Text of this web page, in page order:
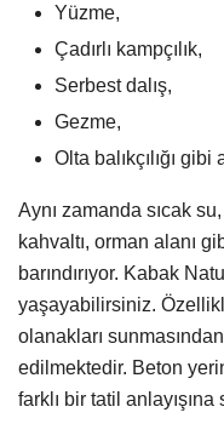
Yüzme,
Çadırlı kampçılık,
Serbest dalış,
Gezme,
Olta balıkçılığı
Aynı zamanda sıcak
kahvaltı, orman alanı
barındırıyor. Kabak
yaşayabilirsiniz.
olanakları
edilmektedir. Beton
farklı bir tatil anlayışına